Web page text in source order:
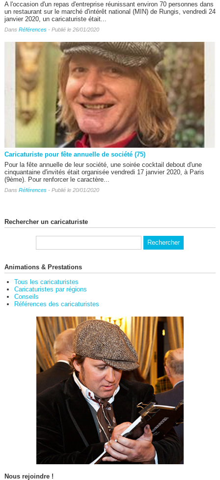
A l'occasion d'un repas d'entreprise réunissant environ 70 personnes dans
un restaurant sur le marché d'intérêt national (MIN) de Rungis, vendredi 24
janvier 2020, un caricaturiste était...
Dans Références- Publié le 26/01/2020
Caricaturiste pour fête annuelle de société (75)
Pour la fête annuelle de leur société, une soirée cocktail debout d'une
cinquantaine d'invités était organisée vendredi 17 janvier 2020, à Paris
(9ème). Pour renforcer le caractère...
Dans Références- Publié le 20/01/2020
Rechercher un caricaturiste
Animations & Prestations
Tous les caricaturistes
Caricaturistes par régions
Conseils
Références des caricaturistes
Nous rejoindre !